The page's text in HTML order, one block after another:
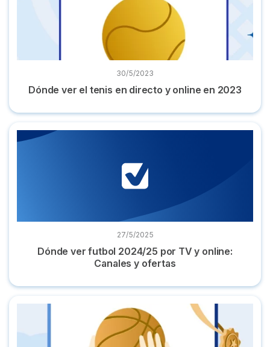
30/5/2023
Dónde ver el tenis en directo y online en 2023
Dónde ver futbol 2024/25 por TV y online: Canales y
27/5/2025
Dónde ver futbol 2024/25 por TV y online:
Canales y ofertas
Dónde ver baloncesto online: NBA, ACB y Euroliga en